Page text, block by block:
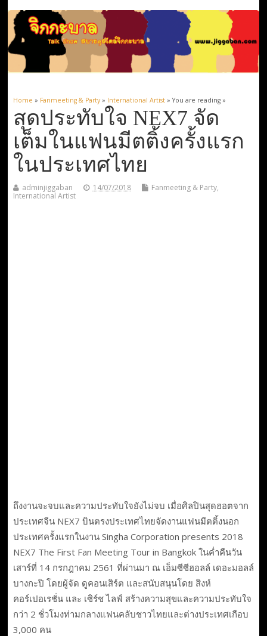
Home » Fanmeeting & Party» International Artist» You are reading »
สุดประทับใจ NEX7 จัด
เต็มในแฟนมีตติ้งครั้งแรก
ในประเทศไทย
adminjiggaban 14/07/2018 Fanmeeting & Party,
International Artist
ถึงงานจะจบและความประทับใจยังไม่จบ เมื่อศิลปินสุดฮอตจาก
ประเทศจีน NEX7 บินตรงประเทศไทยจัดงานแฟนมีตติ้งนอก
ประเทศครั้งแรกในงาน Singha Corporation presents 2018
NEX7 The First Fan Meeting Tour in Bangkok ในค่ำคืนวัน
เสาร์ที่ 14 กรกฎาคม 2561 ที่ผ่านมา ณ เอ็มซีซีฮอลล์ เดอะมอลล์
บางกะปิ โดยผู้จัด ดูคอนเสิร์ต และสนับสนุนโดย สิงห์
คอร์เปอเรชั่น และ เซิร์ช ไลฟ์ สร้างความสุขและความประทับใจ
กว่า 2 ชั่วโมงท่ามกลางแฟนคลับชาวไทยและต่างประเทศเกือบ
3,000 คน